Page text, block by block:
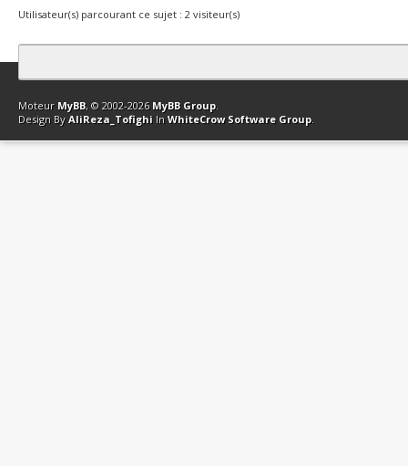
Utilisateur(s) parcourant ce sujet : 2 visiteur(s)
Contact Club Affiliation Retourner en haut Version bas-débit
Moteur MyBB, © 2002-2026 MyBB Group.
Design By AliReza_Tofighi In WhiteCrow Software Group.